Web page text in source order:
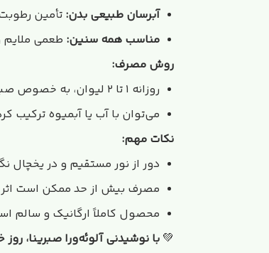
آبرسان طبیعی بدن:تأمین
مناسب همه سنین: طعمی ملایم
روش مصرف:
روزانه ۱ تا ۲ لیوان، به خصوص صبح‌ها یا میان‌وعده‌ها
می‌توان با آب یا آبمیوه ترکیب
نکات مهم:
دور از نور مستقیم و در یخچال
مصرف بیش از حد ممکن است اثر
محصول کاملاً ارگانیک و سالم
💚با نوشیدنی آلوئه‌ورا صبرینا،